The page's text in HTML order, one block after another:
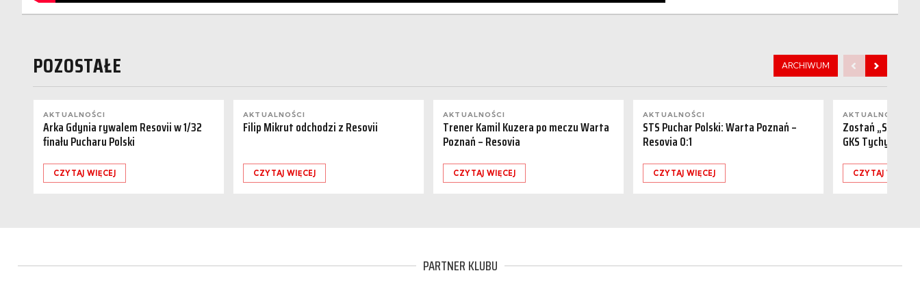
POZOSTAŁE ARCHIWUM
AKTUALNOŚCI
Arka Gdynia rywalem Resovii w 1/32
finału Pucharu Polski
CZYTAJ WIĘCEJ
AKTUALNOŚCI
Filip Mikrut odchodzi z Resovii
CZYTAJ WIĘCEJ
AKTUALNOŚCI
Trener Kamil Kuzera po meczu Warta
Poznań – Resovia
CZYTAJ WIĘCEJ
AKTUALNOŚCI
STS Puchar Polski: Warta Poznań –
Resovia 0:1
CZYTAJ WIĘCEJ
AKTUALNOŚCI
Zostań
GKS Tychy
CZYTAJ WIĘCEJ
PARTNER KLUBU